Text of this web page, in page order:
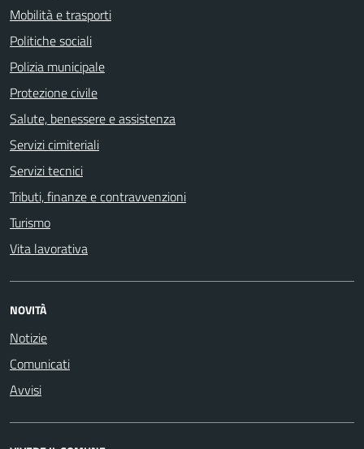
Mobilità e trasporti
Politiche sociali
Polizia municipale
Protezione civile
Salute, benessere e assistenza
Servizi cimiteriali
Servizi tecnici
Tributi, finanze e contravvenzioni
Turismo
Vita lavorativa
NOVITÀ
Notizie
Comunicati
Avvisi